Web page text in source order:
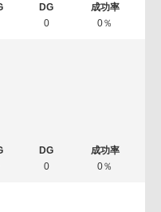
0 0％
0 0％